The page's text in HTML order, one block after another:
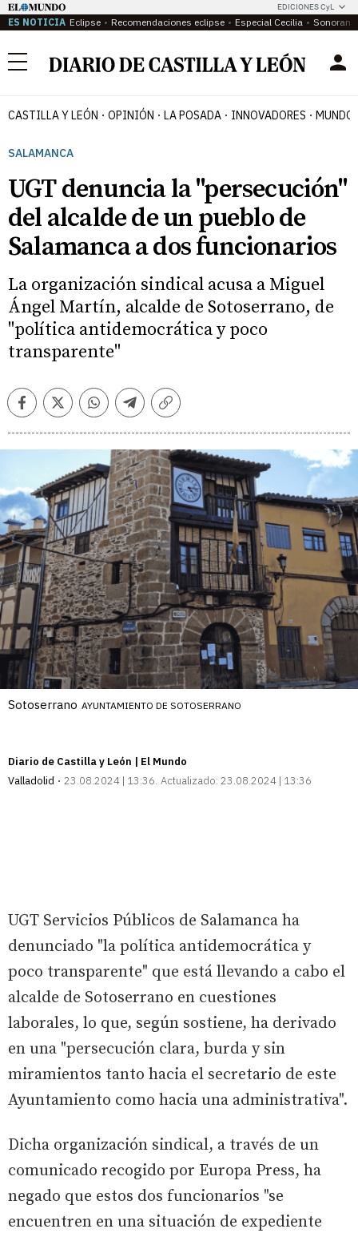
EDICIONES CyL
ES NOTICIA Eclipse Recomendaciones eclipse Especial Cecilia
Menú
CASTILLA Y LEÓN OPINIÓN LA POSADA INNOVADORES MUNDO
SALAMANCA
UGT denuncia la "persecución"
del alcalde de un pueblo de
Salamanca a dos funcionarios
La organización sindical acusa a Miguel
Ángel Martín, alcalde de Sotoserrano, de
"política antidemocrática y poco
transparente"
FacebookTwitterWhatsappTelegramCopiar
Sotoserrano AYUNTAMIENTO DE SOTOSERRANO
Diario de Castilla y León | El Mundo
Valladolid
23.08.2024 | 13:36 Actualizado: 23.08.2024 | 13:36
UGT Servicios Públicos de Salamanca ha
denunciado "la política antidemocrática y
poco transparente" que está llevando a cabo el
alcalde de Sotoserrano en cuestiones
laborales, lo que, según sostiene, ha derivado
en una "persecución clara, burda y sin
miramientos tanto hacia el secretario de este
Ayuntamiento como hacia una administrativa".
Dicha organización sindical, a través de un
comunicado recogido por Europa Press, ha
negado que estos dos funcionarios "se
encuentren en una situación de expediente